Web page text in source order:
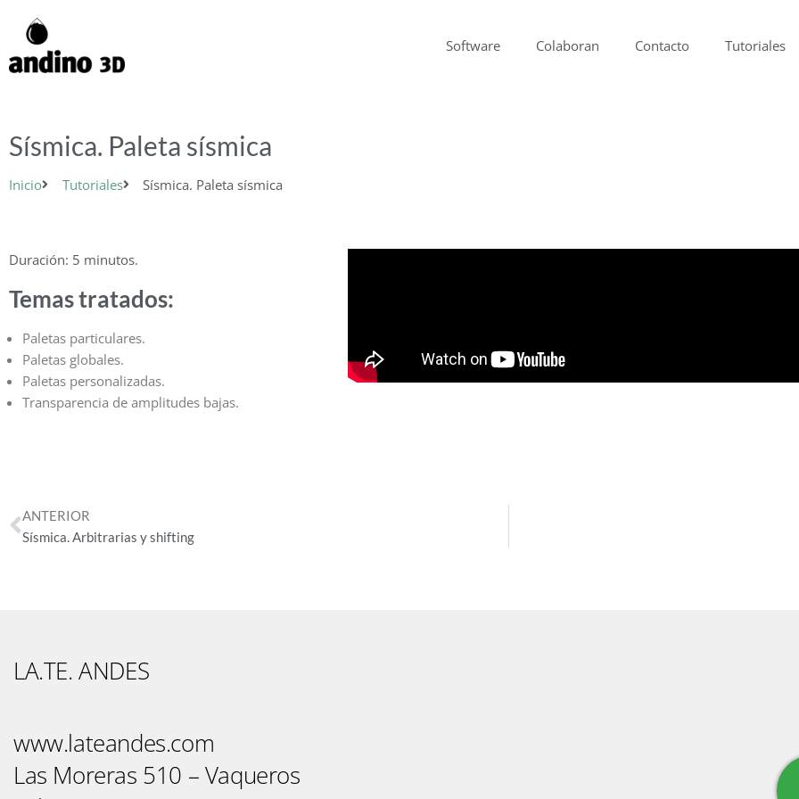
contenido
Software Colaboran Contacto Tutoriales
Sísmica. Paleta sísmica
Inicio Tutoriales Sísmica. Paleta sísmica
Duración: 5 minutos.
Temas tratados:
Paletas particulares.
Paletas globales.
Paletas personalizadas.
Transparencia de amplitudes bajas.
Ant
ANTERIOR
Sísmica. Arbitrarias y shifting
LA.TE. ANDES
www.lateandes.com
Las Moreras 510 – Vaqueros